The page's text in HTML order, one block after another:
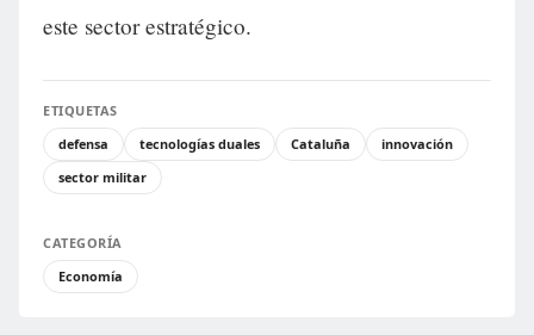
este sector estratégico.
ETIQUETAS
defensa
tecnologías duales Cataluña
innovación
sector militar
CATEGORÍA
Economía